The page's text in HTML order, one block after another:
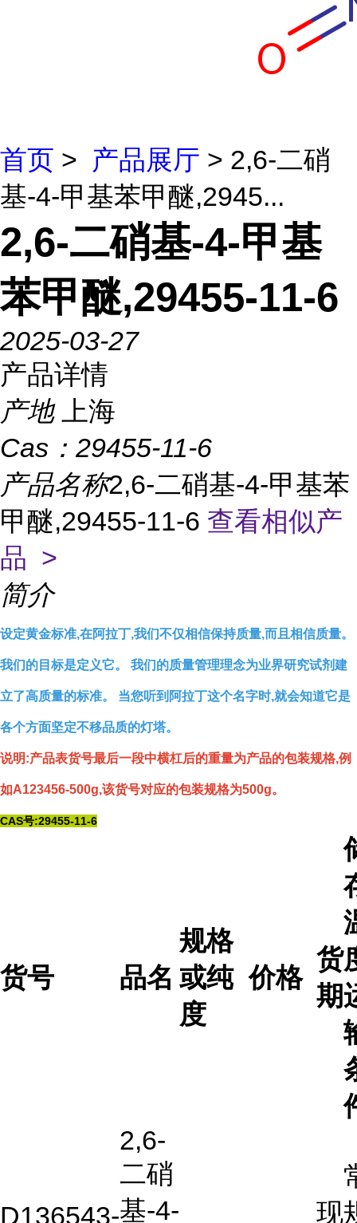
首页 > 产品展厅 > 2,6-二硝
基-4-甲基苯甲醚,2945...
2,6-二硝基-4-甲基
苯甲醚,29455-11-6
2025-03-27
产品详情
产地
上海
Cas： 29455-11-6
产品名称2,6-二硝基-4-甲基苯
甲醚,29455-11-6 查看相似产
品 >
简介
设定黄金标准,在阿拉丁,我们不仅相信保持质量,而且相信质量。
我们的目标是定义它。 我们的质量管理理念为业界研究试剂建
立了高质量的标准。 当您听到阿拉丁这个名字时,就会知道它是
各个方面坚定不移品质的灯塔。
说明:产品表货号最后一段中横杠后的重量为产品的包装规格,例
如A123456-500g,该货号对应的包装规格为500g。
CAS号:29455-11-6
货号 品名
规格
或纯
度
价格
货
期
D136543-
2,6-
二硝
基-4-
现